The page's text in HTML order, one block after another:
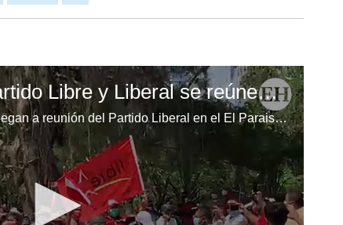
Simpatizantes del partido Libre y Liberal se reúnen en El Paraíso
Simpatizantes del Partido Libre llegan a reunión del Partido Liberal en el El Paraiso, donde se encontraba el aspirante Liberal Yani Rosenthal Hidalgo.